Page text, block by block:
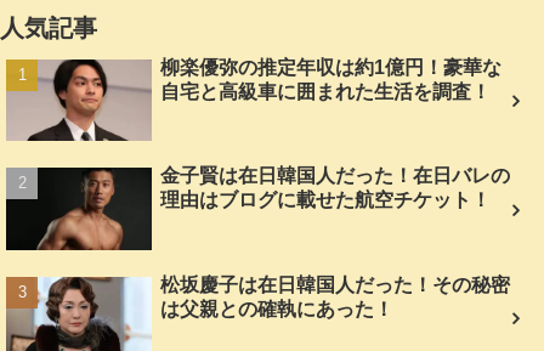
人気記事
柳楽優弥の推定年収は約1億円！豪華な
自宅と高級車に囲まれた生活を調査！
金子賢は在日韓国人だった！在日バレの
理由はブログに載せた航空チケット！
松坂慶子は在日韓国人だった！その秘密
は父親との確執にあった！